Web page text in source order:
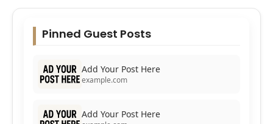
Pinned Guest Posts
Add Your Post Here
example.com
Add Your Post Here